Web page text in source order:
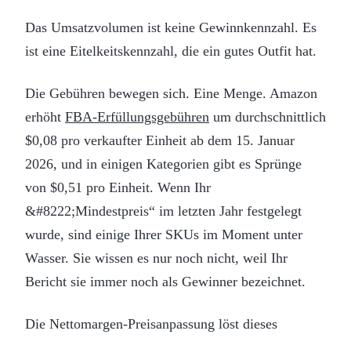
Das Umsatzvolumen ist keine Gewinnkennzahl. Es
ist eine Eitelkeitskennzahl, die ein gutes Outfit hat.
Die Gebühren bewegen sich. Eine Menge. Amazon
erhöht FBA-Erfüllungsgebühren um durchschnittlich
$0,08 pro verkaufter Einheit ab dem 15. Januar
2026, und in einigen Kategorien gibt es Sprünge
von $0,51 pro Einheit. Wenn Ihr
&#8222;Mindestpreis“ im letzten Jahr festgelegt
wurde, sind einige Ihrer SKUs im Moment unter
Wasser. Sie wissen es nur noch nicht, weil Ihr
Bericht sie immer noch als Gewinner bezeichnet.
Die Nettomargen-Preisanpassung löst dieses